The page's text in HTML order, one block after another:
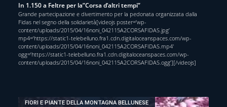
In 1.150 a Feltre per la”Corsa d’altri tempi”
Grande partecipazione e divertimento per la pedonata organizzata dalla
Fidas nel segno della solidarietà[videojs poster=’wp-
content/uploads/2015/04/16noni_042115A2CORSAFIDAS.jpg’
mp4=’https://static1-telebelluno.fra1.cdn.digitaloceanspaces.com/wp-
content/uploads/2015/04/16noni_042115A2CORSAFIDAS.mp4′
ogg=’https://static1-telebelluno.fra1.cdn.digitaloceanspaces.com/wp-
content/uploads/2015/04/16noni_042115A2CORSAFIDAS.ogg’][/videojs]
FIORI E PIANTE DELLA MONTAGNA BELLUNESE